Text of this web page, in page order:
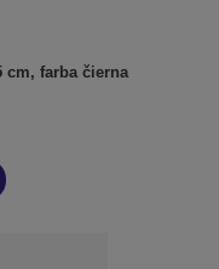
cm, farba čierna